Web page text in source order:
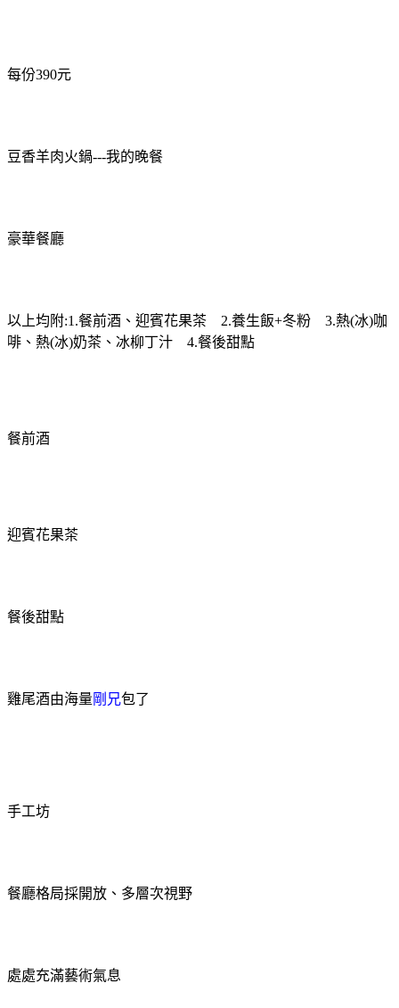
每份390元
豆香羊肉火鍋---我的晚餐
豪華餐廳
以上均附:1.餐前酒、迎賓花果茶 2.養生飯+冬粉 3.熱(冰)咖
啡、熱(冰)奶茶、冰柳丁汁 4.餐後甜點
餐前酒
迎賓花果茶
餐後甜點
雞尾酒由海量剛兄包了
手工坊
餐廳格局採開放、多層次視野
處處充滿藝術氣息